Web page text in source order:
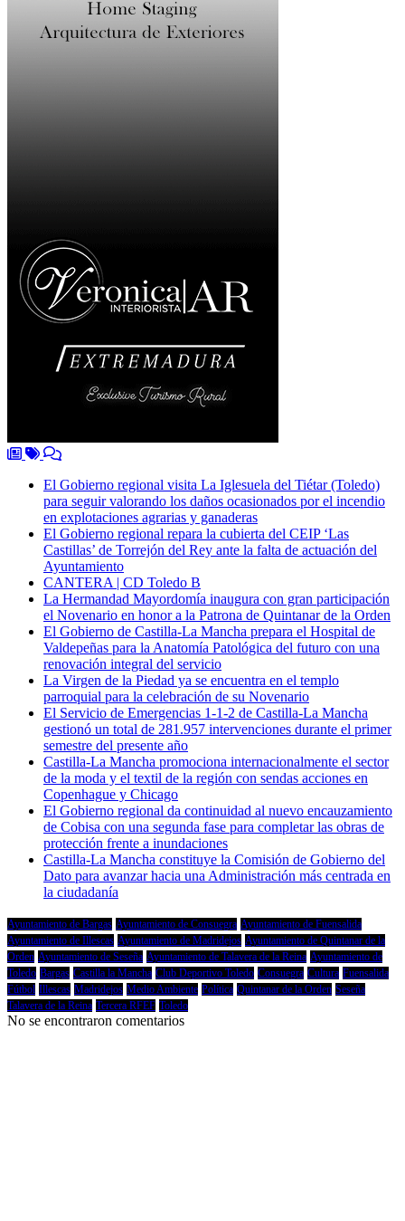
El Gobierno regional visita La Iglesuela del Tiétar (Toledo)
para seguir valorando los daños ocasionados por el incendio
en explotaciones agrarias y ganaderas
El Gobierno regional repara la cubierta del CEIP ‘Las
Castillas’ de Torrejón del Rey ante la falta de actuación del
Ayuntamiento
CANTERA | CD Toledo B
La Hermandad Mayordomía inaugura con gran participación
el Novenario en honor a la Patrona de Quintanar de la Orden
El Gobierno de Castilla-La Mancha prepara el Hospital de
Valdepeñas para la Anatomía Patológica del futuro con una
renovación integral del servicio
La Virgen de la Piedad ya se encuentra en el templo
parroquial para la celebración de su Novenario
El Servicio de Emergencias 1-1-2 de Castilla-La Mancha
gestionó un total de 281.957 intervenciones durante el primer
semestre del presente año
Castilla-La Mancha promociona internacionalmente el sector
de la moda y el textil de la región con sendas acciones en
Copenhague y Chicago
El Gobierno regional da continuidad al nuevo encauzamiento
de Cobisa con una segunda fase para completar las obras de
protección frente a inundaciones
Castilla-La Mancha constituye la Comisión de Gobierno del
Dato para avanzar hacia una Administración más centrada en
la ciudadanía
Ayuntamiento de Bargas Ayuntamiento de Consuegra Ayuntamiento de Fuensalida
Ayuntamiento de Illescas Ayuntamiento de Madridejos Ayuntamiento de Quintanar de la
Orden Ayuntamiento de Seseña Ayuntamiento de Talavera de la Reina Ayuntamiento de
Toledo Bargas Castilla la Mancha Club Deportivo Toledo Consuegra Cultura Fuensalida
Fútbol Illescas Madridejos Medio Ambiente Política Quintanar de la Orden Seseña
Talavera de la Reina Tercera RFEF Toledo
No se encontraron comentarios